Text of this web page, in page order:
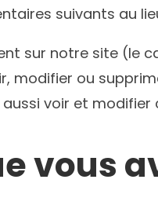
suivants au
sur notre site (le
modifier ou
voir et modifier
vous